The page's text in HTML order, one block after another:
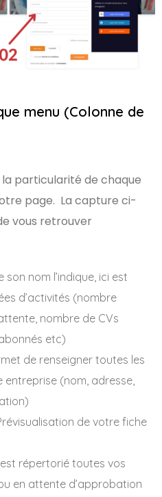
menu (Colonne de
la particularité de chaque
page. La capture ci-
vous retrouver
nom l’indique, ici est
d’activités (nombre
nombre de CVs
etc)
de renseigner toutes les
(nom, adresse,
de votre fiche
répertorié toutes vos
en attente d’approbation